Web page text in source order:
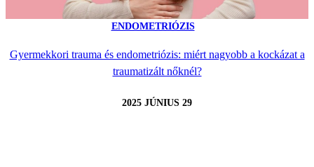
ENDOMETRIÓZIS
Gyermekkori trauma és endometriózis: miért nagyobb a kockázat a
traumatizált nőknél?
2025 JÚNIUS 29